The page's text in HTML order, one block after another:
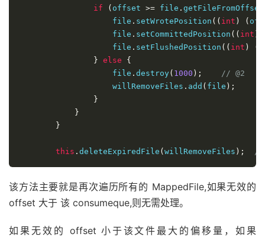
if
( offset >= file . getFileFromOffset
                    file
. setWrotePosition (( int ) (
                    file
. setCommittedPosition (( int
                    file
. setFlushedPosition (( int ) (
} else
{
                    file
. destroy( 1000 );
// @2
                    willRemoveFiles
. add ( file );
}
}
}
this . deleteExpiredFile ( willRemoveFiles ); //
该方法主要就是再次遍历所有的 MappedFile,如果无效的
offset 大于 该 consumeque,则无需处理。
如果无效的 offset 小于该文件最大的偏移量，如果